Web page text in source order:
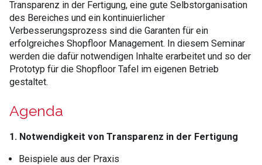
Transparenz in der Fertigung, eine gute Selbstorganisation
des Bereiches und ein kontinuierlicher
Verbesserungsprozess sind die Garanten für ein
erfolgreiches Shopfloor Management. In diesem Seminar
werden die dafür notwendigen Inhalte erarbeitet und so der
Prototyp für die Shopfloor Tafel im eigenen Betrieb
gestaltet.
Agenda
1. Notwendigkeit von Transparenz in der Fertigung
Beispiele aus der Praxis